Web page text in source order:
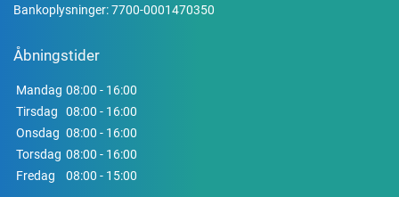
Bankoplysninger: 7700-0001470350
Åbningstider
Mandag 08:00 - 16:00
Tirsdag
08:00 - 16:00
Onsdag 08:00 - 16:00
Torsdag 08:00 - 16:00
Fredag
08:00 - 15:00